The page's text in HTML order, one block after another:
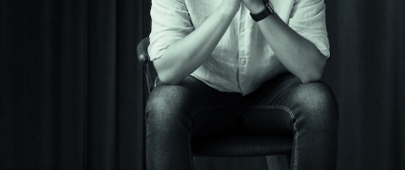
kaupunki
Kuva: Tiia Ettala